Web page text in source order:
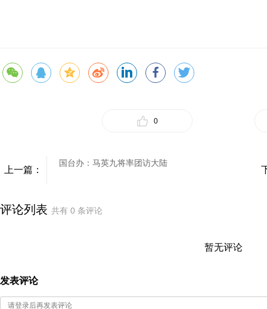
0
上一篇：
国台办：马英九将率团访大陆
评论列表 共有 0 条评论
暂无评论
发表评论